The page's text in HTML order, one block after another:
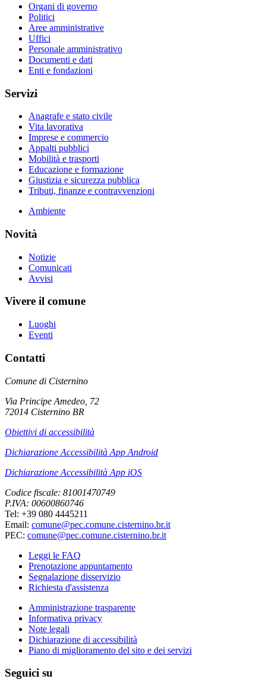
Organi di governo
Politici
Aree amministrative
Uffici
Personale amministrativo
Documenti e dati
Enti e fondazioni
Servizi
Anagrafe e stato civile
Vita lavorativa
Imprese e commercio
Appalti pubblici
Mobilità e trasporti
Educazione e formazione
Giustizia e sicurezza pubblica
Tributi, finanze e contravvenzioni
Ambiente
Novità
Notizie
Comunicati
Avvisi
Vivere il comune
Luoghi
Eventi
Contatti
Comune di Cisternino
Via Principe Amedeo, 72
72014 Cisternino BR
Obiettivi di accessibilità
Dichiarazione Accessibilità App Android
Dichiarazione Accessibilità App iOS
Codice fiscale: 81001470749
P.IVA: 00600860746
Tel: +39 080 4445211
Email: comune@pec.comune.cisternino.br.it
PEC: comune@pec.comune.cisternino.br.it
Leggi le FAQ
Prenotazione appuntamento
Segnalazione disservizio
Richiesta d'assistenza
Amministrazione trasparente
Informativa privacy
Note legali
Dichiarazione di accessibilità
Piano di miglioramento del sito e dei servizi
Seguici su